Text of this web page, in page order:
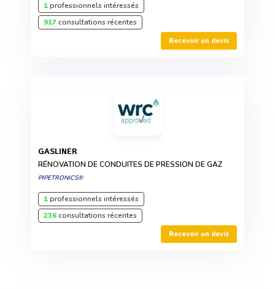
1professionnels intéressés
917consultations récentes
Recevoir un devis
GASLINER
RÉNOVATION DE CONDUITES DE PRESSION DE GAZ
PIPETRONICS®
1professionnels intéressés
236consultations récentes
Recevoir un devis